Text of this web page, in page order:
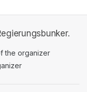
tab)
the organizer